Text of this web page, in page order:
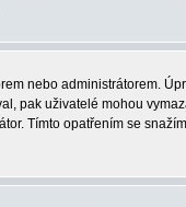
nebo administrátorem.
pak uživatelé mohou
Tímto opatřením se